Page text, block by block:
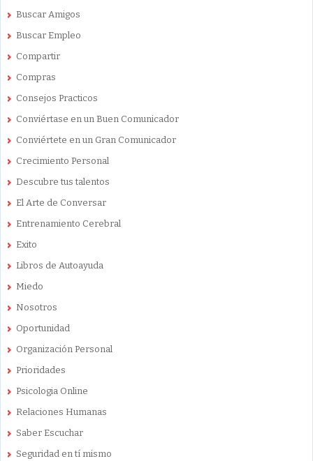
Buscar Amigos
Buscar Empleo
Compartir
Compras
Consejos Practicos
Conviértase en un Buen Comunicador
Conviértete en un Gran Comunicador
Crecimiento Personal
Descubre tus talentos
El Arte de Conversar
Entrenamiento Cerebral
Exito
Libros de Autoayuda
Miedo
Nosotros
Oportunidad
Organización Personal
Prioridades
Psicologia Online
Relaciones Humanas
Saber Escuchar
Seguridad en tí mismo